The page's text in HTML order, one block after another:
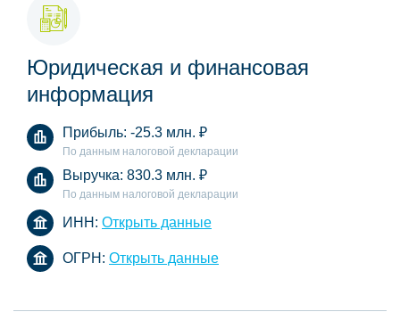
Юридическая и финансовая
информация
Прибыль: -25.3 млн. ₽
По данным налоговой декларации
Выручка: 830.3 млн. ₽
По данным налоговой декларации
ИНН: Открыть данные
ОГРН: Открыть данные